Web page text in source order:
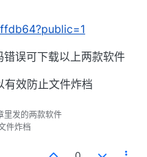
误可下载以上两款软件
效防止文件炸档
里发的两款软件
件炸档